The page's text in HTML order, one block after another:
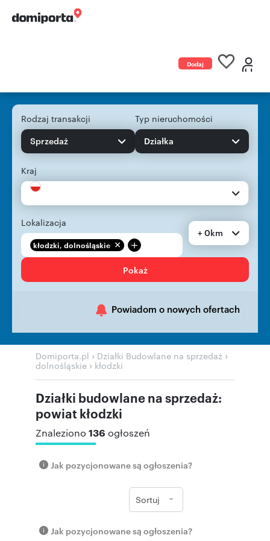
Dodaj
Rodzaj transakcji
Sprzedaż
Typ nieruchomości
Działka
Kraj
Lokalizacja
kłodzki, dolnośląskie +
+ 0km
Pokaż
Powiadom o nowych ofertach
Domiporta.pl › Działki Budowlane na sprzedaż ›
dolnośląskie › kłodzki
Działki budowlane na sprzedaż:
powiat kłodzki
Znaleziono 136 ogłoszeń
Jak pozycjonowane są ogłoszenia?
Sortuj
Jak pozycjonowane są ogłoszenia?